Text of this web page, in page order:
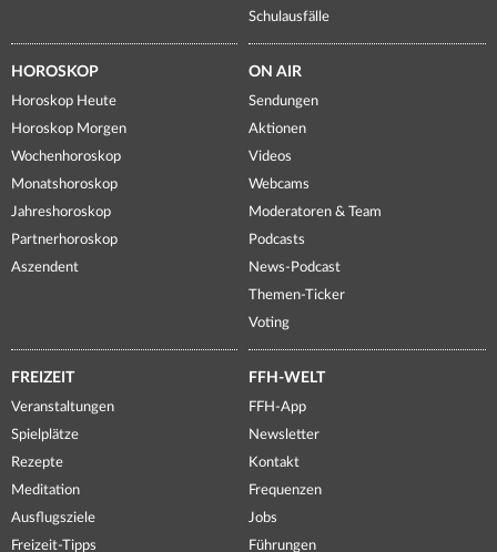
Schulausfälle
HOROSKOP
Horoskop Heute
Horoskop Morgen
Wochenhoroskop
Monatshoroskop
Jahreshoroskop
Partnerhoroskop
Aszendent
ON AIR
Sendungen
Aktionen
Videos
Webcams
Moderatoren & Team
Podcasts
News-Podcast
Themen-Ticker
Voting
FREIZEIT
Veranstaltungen
Spielplätze
Rezepte
Meditation
Ausflugsziele
Freizeit-Tipps
FFH-WELT
FFH-App
Newsletter
Kontakt
Frequenzen
Jobs
Führungen